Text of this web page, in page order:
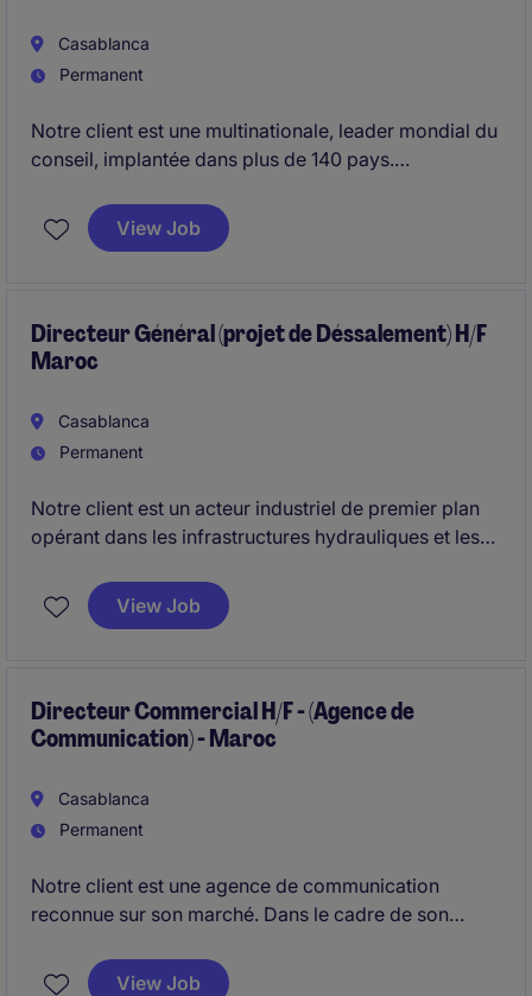
Casablanca
Permanent
Notre client est une multinationale, leader mondial du
conseil, implantée dans plus de 140 pays.
Dans le cadre de son développement, nous
recherchons un(e) Manager Transformation Digitale
View Job
Directeur Général (projet de Déssalement) H/F
Maroc
Casablanca
Permanent
Notre client est un acteur industriel de premier plan
opérant dans les infrastructures hydrauliques et les
eau. Dans le cadre du développement de ses
activités et de la mise en œuvre d'ambitieux projets
performance et le développement de ses
installations stratégiques au Maroc.
View Job
Directeur Commercial H/F - (Agence de
Communication) - Maroc
Casablanca
Permanent
Notre client est une agence de communication
reconnue sur son marché. Dans le cadre de son
renforcer sa dynamique commerciale.
View Job